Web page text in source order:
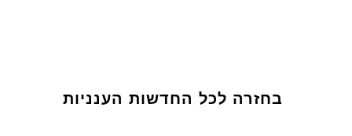
בחזרה לכל החדשות הענניות